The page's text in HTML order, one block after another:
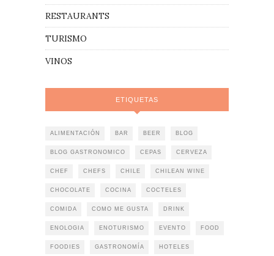
RESTAURANTS
TURISMO
VINOS
ETIQUETAS
ALIMENTACIÓN BAR BEER BLOG
BLOG GASTRONOMICO CEPAS CERVEZA
CHEF CHEFS CHILE CHILEAN WINE
CHOCOLATE COCINA COCTELES
COMIDA COMO ME GUSTA DRINK
ENOLOGIA ENOTURISMO EVENTO FOOD
FOODIES GASTRONOMÍA HOTELES